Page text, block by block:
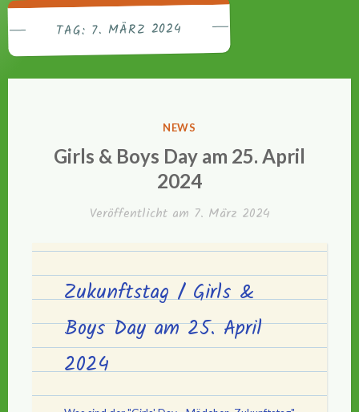
Gymnasium Calbe
Salzlandkreises
TAG: 7. MÄRZ 2024
VERÖFFENTLICHT
NEWS
Girls & Boys Day am 25. April
2024
Veröffentlicht am 7. März 2024
Zukunftstag / Girls &
Boys Day am 25. April
2024